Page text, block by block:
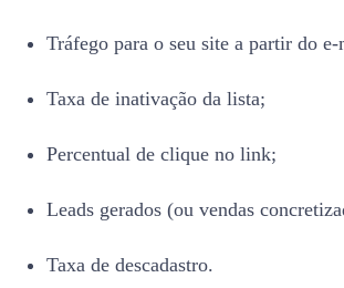
Tráfego para o seu site a partir do
Taxa de inativação da lista;
Percentual de clique no link;
Leads gerados (ou vendas
Taxa de descadastro.